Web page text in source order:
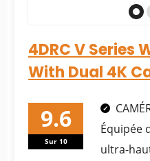
4DRC V Series
With Dual 4K
Sur 10
Équipée
ultra-